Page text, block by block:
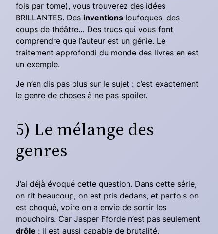
fois par tome), vous trouverez des idées
BRILLANTES. Des inventions loufoques, des
coups de théâtre… Des trucs qui vous font
comprendre que l’auteur est un génie. Le
traitement approfondi du monde des livres en est
un exemple.
Je n’en dis pas plus sur le sujet : c’est exactement
le genre de choses à ne pas spoiler.
5) Le mélange des
genres
J’ai déjà évoqué cette question. Dans cette série,
on rit beaucoup, on est pris dedans, et parfois on
est choqué, voire on a envie de sortir les
mouchoirs. Car Jasper Fforde n’est pas seulement
drôle : il est aussi capable de brutalité.